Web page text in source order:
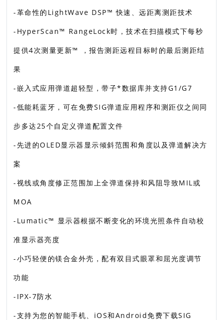
-革命性的LightWave DSP™ 快速、远距离测距技术
-HyperScan™ RangeLock时，技术在扫描模式下每秒
提供4次测量更新™ ，报告测距远程目标时的最后测距结
果
-嵌入式应用弹道超轻型，带子*数据库并支持G1/G7
-低能耗蓝牙，可在免费SIG弹道应用程序和测距仪之间同
步多达25个自定义弹道配置文件
-先进的OLED显示器显示倾斜范围和角度以及弹道解决方
案
-视线或角度修正范围加上全弹道保持和风阻导致MIL或
MOA
-Lumatic™ 显示器根据不断变化的环境光照条件自动校
准显示器亮度
-小巧轻便的镁合金外壳，配有双目式眼罩和屈光度调节
功能
-IPX-7防水
-支持为您的智能手机、iOS和Android免费下载SIG